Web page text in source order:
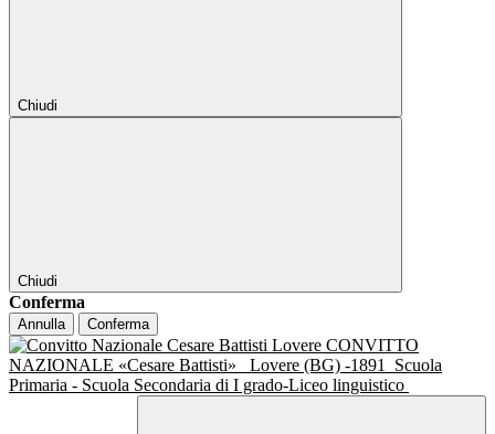
Chiudi
Chiudi
Conferma
Annulla Conferma
CONVITTO
NAZIONALE «Cesare Battisti»
Lovere (BG) -1891
Scuola
Primaria - Scuola Secondaria di I grado-Liceo linguistico